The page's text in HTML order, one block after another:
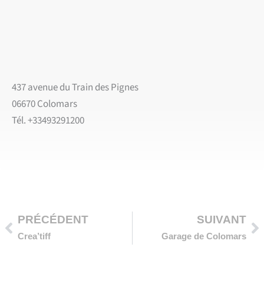
437 avenue du Train des Pignes
06670 Colomars
Tél. +33493291200
PRÉCÉDENT
Crea’tiff
SUIVANT
Garage de Colomars